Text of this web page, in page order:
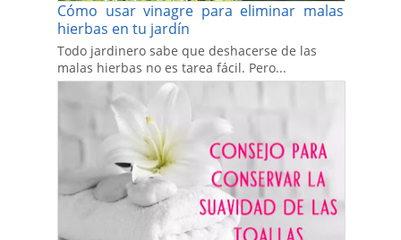
Cómo usar vinagre para eliminar malas
hierbas en tu jardín
Todo jardinero sabe que deshacerse de las
malas hierbas no es tarea fácil. Pero...